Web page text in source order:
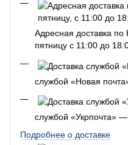
Адресная доставка по
пятницу с 11:00 до
службой «Новая
службой «Укрпочта» —
Подробнее о доставке